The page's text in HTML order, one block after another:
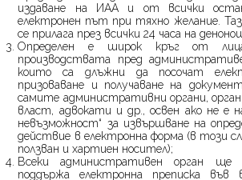
издаване на ИАА и от всички
електронен път при тяхно желание.
се прилага през всички 24 часа на
Определен е широк кръг от
производствата пред
които са длъжни да посочат
призоваване и получаване на
самите административни органи,
власт, адвокати и др., освен ако не е
невъзможност“ за извършване на
действие в електронна форма (в този
ползван и хартиен носител);
Всеки административен орган ще
поддържа електронна преписка във